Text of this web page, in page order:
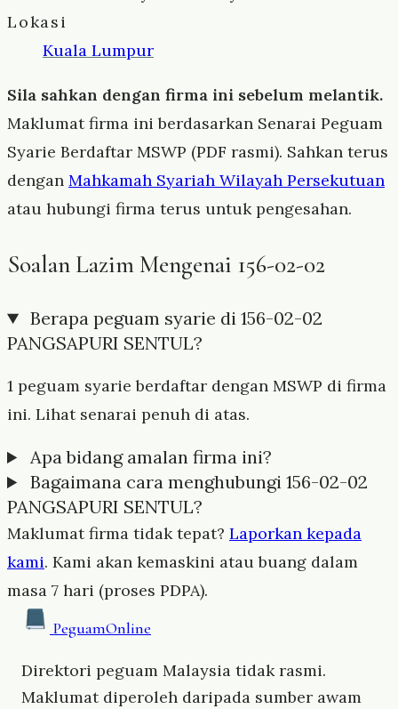
Lokasi
Kuala Lumpur
Sila sahkan dengan firma ini sebelum melantik.
Maklumat firma ini berdasarkan Senarai Peguam
Syarie Berdaftar MSWP (PDF rasmi). Sahkan terus
dengan Mahkamah Syariah Wilayah Persekutuan
atau hubungi firma terus untuk pengesahan.
Soalan Lazim Mengenai 156-02-02
Berapa peguam syarie di 156-02-02
PANGSAPURI SENTUL?
1 peguam syarie berdaftar dengan MSWP di firma
ini. Lihat senarai penuh di atas.
Apa bidang amalan firma ini?
Bagaimana cara menghubungi 156-02-02
PANGSAPURI SENTUL?
Maklumat firma tidak tepat? Laporkan kepada
kami. Kami akan kemaskini atau buang dalam
masa 7 hari (proses PDPA).
PeguamOnline
Direktori peguam Malaysia tidak rasmi.
Maklumat diperoleh daripada sumber awam